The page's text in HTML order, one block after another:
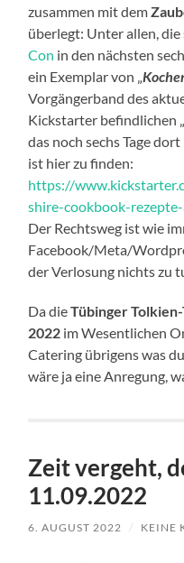
zusammen mit dem
überlegt: Unter allen, die
Con in den nächsten
ein Exemplar von „
Vorgängerband des
Kickstarter befindlichen „
das noch sechs Tage
ist hier zu finden:
https://
shire-cookbook-
Der Rechtsweg ist wie
Facebook/Meta/
der Verlosung nichts zu
Da dieTübinger
2022 im Wesentlichen
Catering übrigens was
wäre ja eine Anregung,
Zeit vergeht,
11.09.2022
6. AUGUST 2022 / KEINE